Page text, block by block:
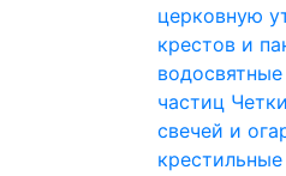
церковную
крестов и
водосвятные
частиц Четки
свечей и
крестильные